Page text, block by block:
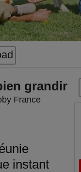
grandir
France
instant